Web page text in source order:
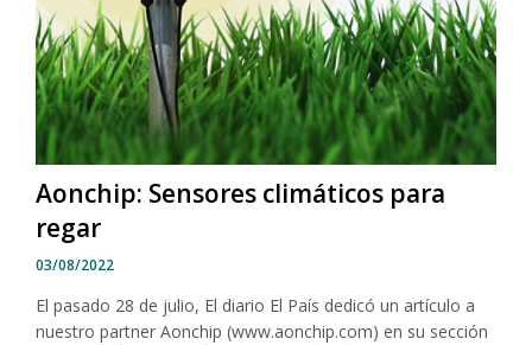
Aonchip: Sensores climáticos para
regar
03/08/2022
El pasado 28 de julio, El diario El País dedicó un artículo a
nuestro partner Aonchip (www.aonchip.com) en su sección